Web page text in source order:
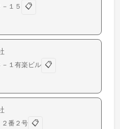
１５
📋
－１有楽ビル 📋
２番２号 📋